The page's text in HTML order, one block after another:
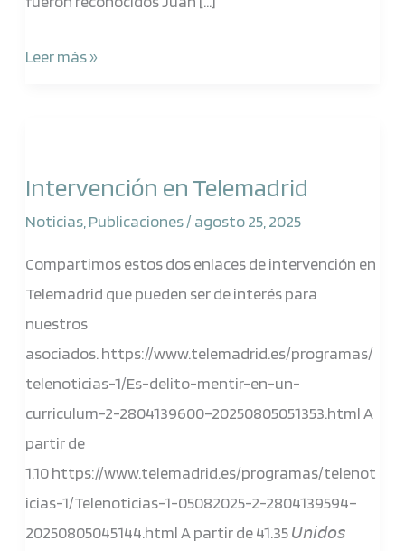
Leer más »
Intervención en Telemadrid
Noticias Publicaciones/agosto 25, 2025
Compartimos estos dos enlaces de intervención en
Telemadrid que pueden ser de interés para
nuestros
asociados. https://www.telemadrid.es/programas/
telenoticias-1/Es-delito-mentir-en-un-
curriculum-2-2804139600–20250805051353.html A
partir de
1.10 https://www.telemadrid.es/programas/telenot
icias-1/Telenoticias-1-05082025-2-2804139594–
20250805045144.html A partir de 41.35 𝘜𝘯𝘪𝘥𝘰𝘴
Telemadrid